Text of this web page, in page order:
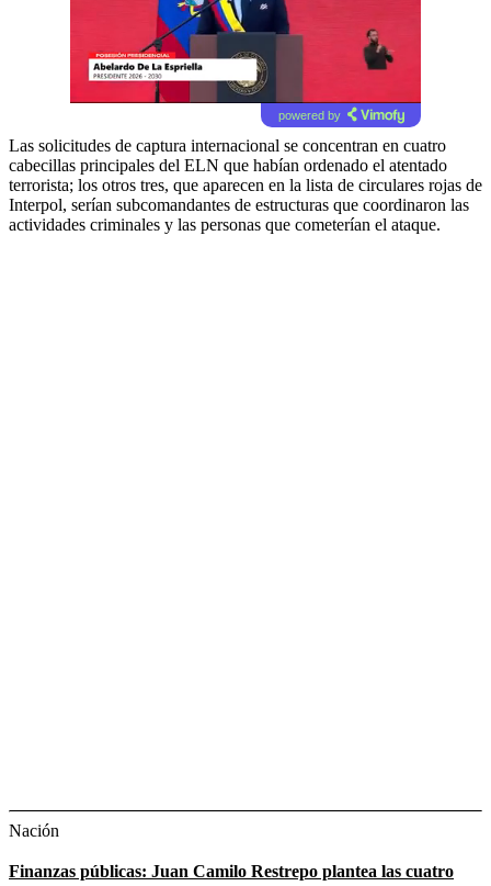
powered by
Las solicitudes de captura internacional se concentran en cuatro
cabecillas principales del ELN que habían ordenado el atentado
terrorista; los otros tres, que aparecen en la lista de circulares rojas de
Interpol, serían subcomandantes de estructuras que coordinaron las
actividades criminales y las personas que cometerían el ataque.
Nación
Finanzas públicas: Juan Camilo Restrepo plantea las cuatro